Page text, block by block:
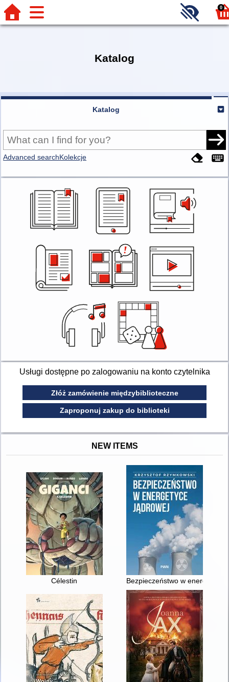
0
Katalog
Katalog
Advanced searchKolekcje
Usługi dostępne po zalogowaniu na konto czytelnika
Złóż zamówienie międzybiblioteczne
Zaproponuj zakup do biblioteki
NEW ITEMS
Célestin Bezpieczeństwo w energetyce